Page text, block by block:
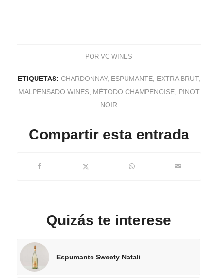
PORVC WINES
ETIQUETAS: CHARDONNAY, ESPUMANTE, EXTRA BRUT,
MALPENSADO WINES, MÉTODO CHAMPENOISE, PINOT
NOIR
Compartir esta entrada
Quizás te interese
Espumante Sweety Natali